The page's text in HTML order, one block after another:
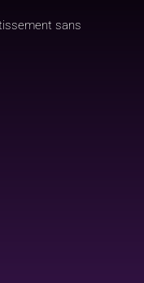
sans